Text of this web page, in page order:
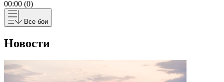
00:00 (0)
Все бои
Новости